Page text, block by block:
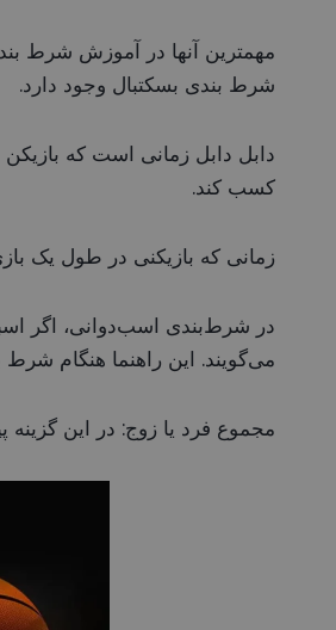
مهمترین آنها در آموزش شرط
شرط بندی بسکتبال وجود دارد.
کسب کند.
زمانی که بازیکنی در طول یک بازی 10 امتیاز یا بیشتر از سه منبع مختلف کسب کند، یک مسیر ایجاد
در شرط‌بندی اسب‌دوانی، اگر
می‌گویند. این راهنما هنگام
مجموع فرد یا زوج: در این